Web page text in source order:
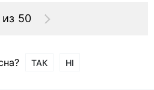
из 50
ТАК НІ